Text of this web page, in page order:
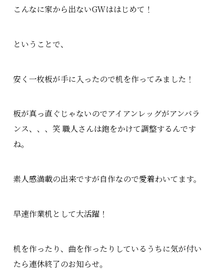
こんなに家から出ないGWははじめて！
ということで、
安く一枚板が手に入ったので机を作ってみました！
板が真っ直ぐじゃないのでアイアンレッグがアンバラ
ンス、、、笑 職人さんは鉋をかけて調整するんです
ね。
素人感満載の出来ですが自作なので愛着わいてます。
早速作業机として大活躍！
机を作ったり、曲を作ったりしているうちに気が付い
たら連休終了のお知らせ。